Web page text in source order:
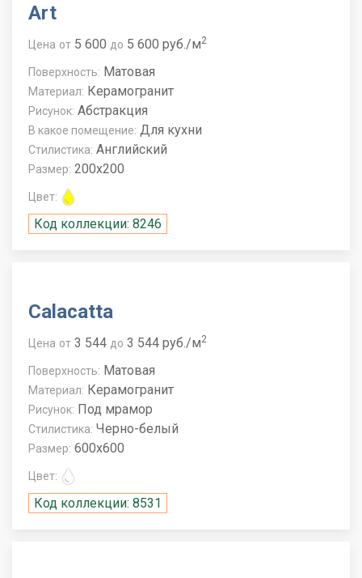
Art
Цена от 5 600 до 5 600 руб./м2
Поверхность: Матовая
Материал: Керамогранит
Рисунок: Абстракция
В какое помещение: Для кухни
Стилистика: Английский
Размер: 200x200
Цвет:
Код коллекции: 8246
Calacatta
Цена от 3 544 до 3 544 руб./м2
Поверхность: Матовая
Материал: Керамогранит
Рисунок: Под мрамор
Стилистика: Черно-белый
Размер: 600x600
Цвет:
Код коллекции: 8531